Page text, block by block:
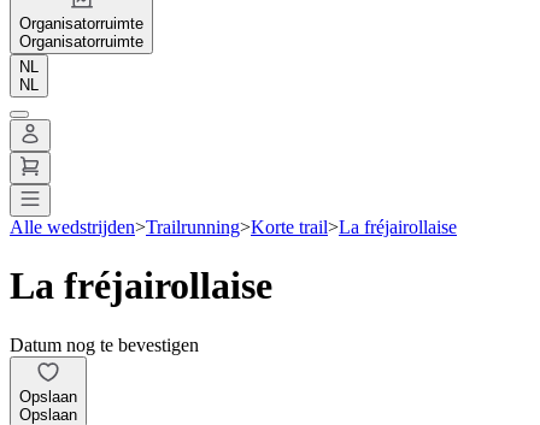
Organisatorruimte
Organisatorruimte
NL
NL
Alle wedstrijden>Trailrunning>Korte trail>La fréjairollaise
La fréjairollaise
Datum nog te bevestigen
Opslaan
Opslaan